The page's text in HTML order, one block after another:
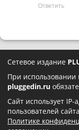
Ответить
Сетевое издание
При использовании
pluggedin.ru
Сайт использует
пользователей
Политике